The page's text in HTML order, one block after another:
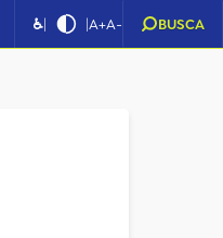
♿| |A+A- BUSCA